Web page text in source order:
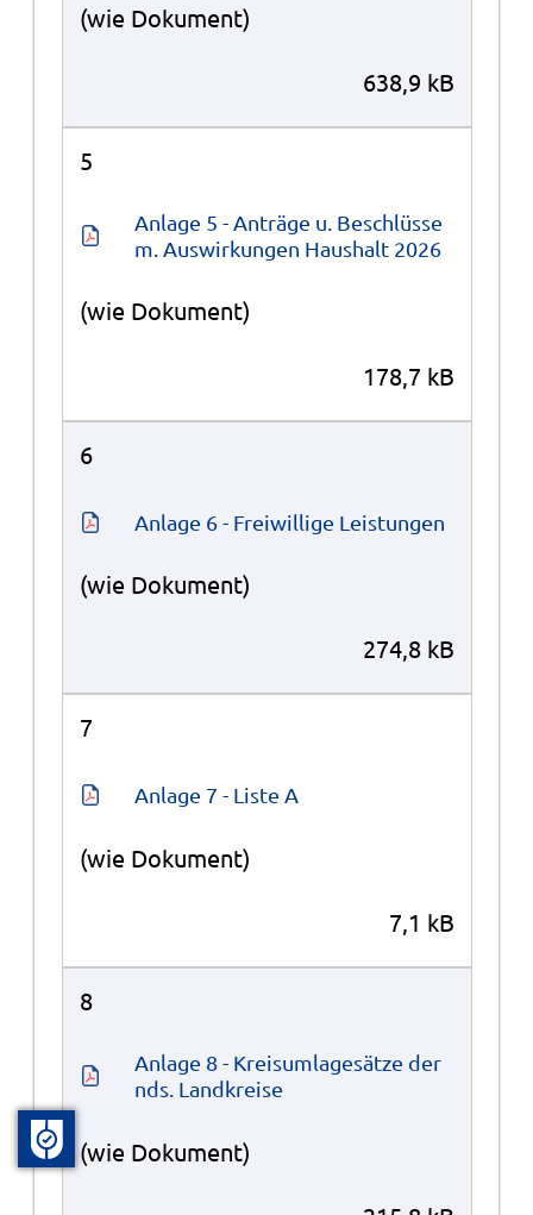
(wie Dokument)
638,9 kB
5
Anlage 5 - Anträge u. Beschlüsse
m. Auswirkungen Haushalt 2026
(wie Dokument)
178,7 kB
6
Anlage 6 - Freiwillige Leistungen
(wie Dokument)
274,8 kB
7
Anlage 7 - Liste A
(wie Dokument)
7,1 kB
8
Anlage 8 - Kreisumlagesätze der
nds. Landkreise
(wie Dokument)